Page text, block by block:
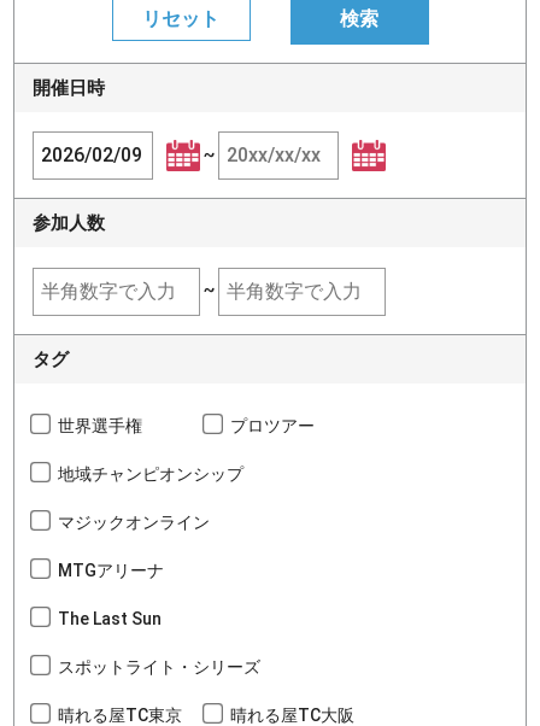
開催日時
~
参加人数
~
タグ
世界選手権 プロツアー
地域チャンピオンシップ
マジックオンライン
MTGアリーナ
The Last Sun
スポットライト・シリーズ
晴れる屋TC東京 晴れる屋TC大阪